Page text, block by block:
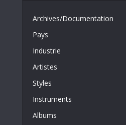
Archives/Documentation
Pays
Industrie
Artistes
Styles
Instruments
Albums